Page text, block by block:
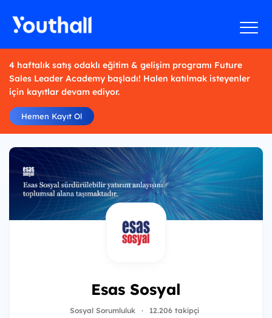
4 haftalık satış odaklı eğitim & gelişim programı Future
Sales Leader Academy başladı! Halen katılmak isteyenler
için kayıtlar devam ediyor.
Hemen Kayıt Ol
Esas Sosyal
Sosyal Sorumluluk · 12.206 takipçi